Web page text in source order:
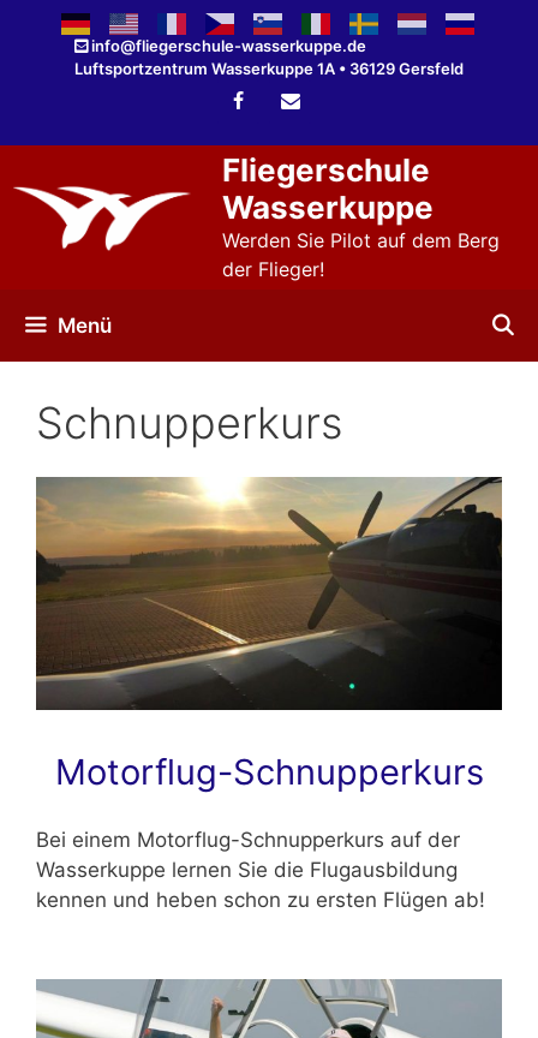
springen
info@fliegerschule-wasserkuppe.de
Luftsportzentrum Wasserkuppe 1A • 36129 Gersfeld
Fliegerschule
Wasserkuppe
Werden Sie Pilot auf dem Berg
der Flieger!
Menü
Schnupperkurs
Motorflug-Schnupperkurs
Bei einem Motorflug-Schnupperkurs auf der
Wasserkuppe lernen Sie die Flugausbildung
kennen und heben schon zu ersten Flügen ab!